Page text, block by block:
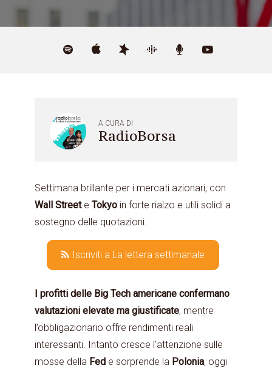
A CURA DI
RadioBorsa
Settimana brillante per i mercati azionari, con
Wall Street e Tokyo in forte rialzo e utili solidi a
sostegno delle quotazioni.
Iscriviti a La lettera settimanale
I profitti delle Big Tech americane confermano
valutazioni elevate ma giustificate, mentre
l’obbligazionario offre rendimenti reali
interessanti. Intanto cresce l’attenzione sulle
mosse della Fed e sorprende la Polonia, oggi